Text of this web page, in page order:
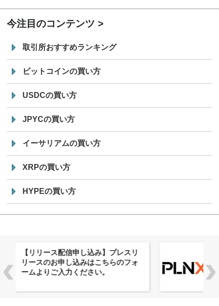
今注目のコンテンツ
取引所おすすめランキング
ビットコインの買い方
USDCの買い方
JPYCの買い方
イーサリアムの買い方
XRPの買い方
HYPEの買い方
株式会社PlnX、アジア最大級のグロ
ーバルWeb3カンファレンス
「WebX2026」とのコラボレーショ